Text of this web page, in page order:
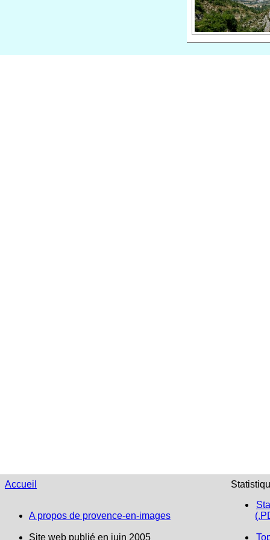
Accueil
A propos de provence-en-images
Site web publié en juin 2005